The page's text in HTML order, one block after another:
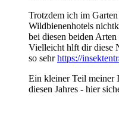
Trotzdem ich im
Wildbienenhotels
bei diesen beiden
Vielleicht hlft dir diese
so sehrhttps://
Ein kleiner Teil meiner
diesen Jahres - hier